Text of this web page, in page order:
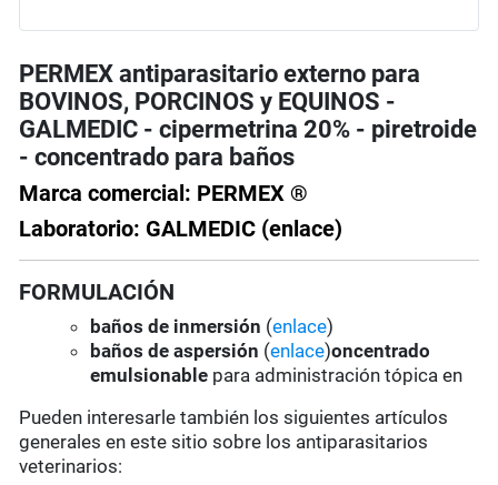
PERMEX antiparasitario externo para
BOVINOS, PORCINOS y EQUINOS -
GALMEDIC - cipermetrina 20% - piretroide
- concentrado para baños
Marca comercial: PERMEX ®
Laboratorio: GALMEDIC (enlace)
FORMULACIÓN
baños de inmersión (enlace)
baños de aspersión (enlace)oncentrado
emulsionable para administración tópica en
Pueden interesarle también los siguientes artículos
generales en este sitio sobre los antiparasitarios
veterinarios: